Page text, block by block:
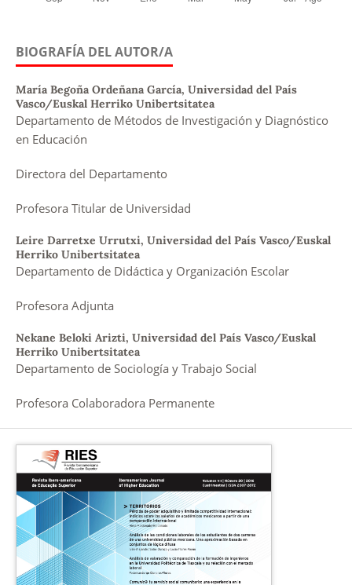
BIOGRAFÍA DEL AUTOR/A
María Begoña Ordeñana García, Universidad del País
Vasco/Euskal Herriko Unibertsitatea
Departamento de Métodos de Investigación y Diagnóstico
en Educación
Directora del Departamento
Profesora Titular de Universidad
Leire Darretxe Urrutxi, Universidad del País Vasco/Euskal
Herriko Unibertsitatea
Departamento de Didáctica y Organización Escolar
Profesora Adjunta
Nekane Beloki Arizti, Universidad del País Vasco/Euskal
Herriko Unibertsitatea
Departamento de Sociología y Trabajo Social
Profesora Colaboradora Permanente